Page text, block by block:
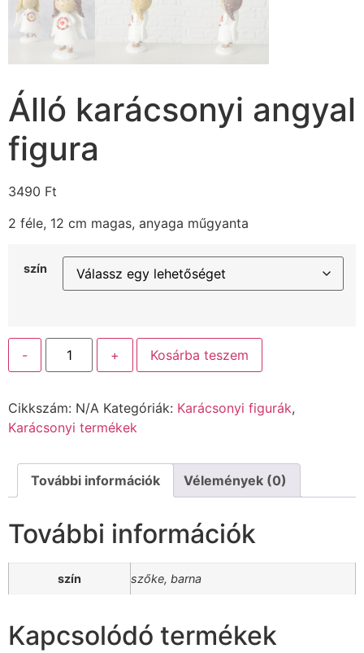
Álló karácsonyi angyal
figura
3490 Ft
2 féle, 12 cm magas, anyaga műgyanta
szín
- + Kosárba teszem
Cikkszám: N/A Kategóriák: Karácsonyi figurák,
Karácsonyi termékek
További információk Vélemények (0)
További információk
szín szőke, barna
Kapcsolódó termékek